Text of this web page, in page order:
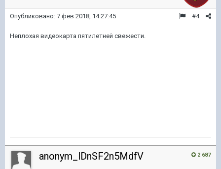
#4
Опубликовано: 7 фев 2018, 14:27:45
Неплохая видеокарта пятилетней свежести.
2 687
anonym_lDnSF2n5MdfV